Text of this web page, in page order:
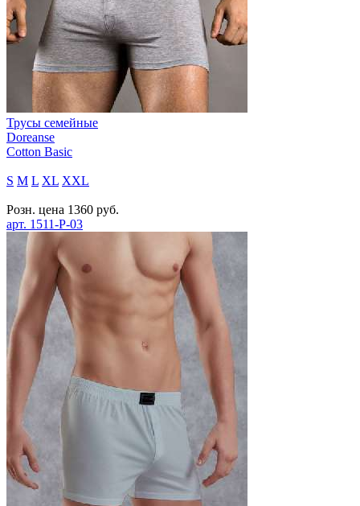
Трусы семейные
Doreanse
Cotton Basic
S M L XL XXL
Розн. цена 1360 руб.
арт. 1511-P-03